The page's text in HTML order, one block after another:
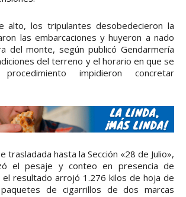
alto, los tripulantes desobedecieron la
las embarcaciones y huyeron a nado
del monte, según publicó Gendarmería
del terreno y el horario en que se
impidieron concretar
trasladada hasta la Sección «28 de Julio»,
el pesaje y conteo en presencia de
resultado arrojó 1.276 kilos de hoja de
de cigarrillos de dos marcas